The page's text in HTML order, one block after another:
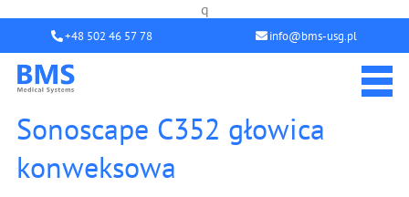
q
+48 502 46 57 78 info@bms-usg.pl
Sonoscape C352 głowica
konweksowa